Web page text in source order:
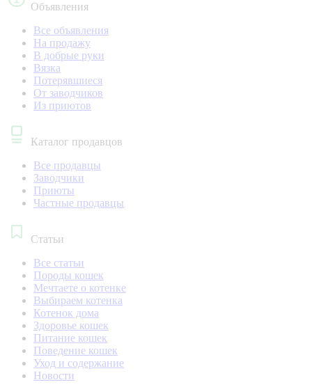
Объявления
Все объявления
На продажу
В добрые руки
Вязка
Потерявшиеся
От заводчиков
Из приютов
Каталог продавцов
Все продавцы
Заводчики
Приюты
Частные продавцы
Статьи
Все статьи
Породы кошек
Мечтаете о котенке
Выбираем котенка
Котенок дома
Здоровье кошек
Питание кошек
Поведение кошек
Уход и содержание
Новости